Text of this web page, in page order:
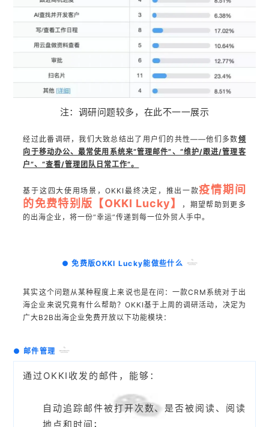
注：调研问题较多，在此不一一展示
经过此番调研，我们大致总结出了用户们的共性——他们多数倾
向于移动办公、最常使用系统来“管理邮件”、“维护/跟进/管理客
户”、“查看/管理团队日常工作”。
基于这四大使用场景，OKKI最终决定，推出一款疫情期间
的免费特别版【OKKI Lucky】
，期望帮助到更多
的出海企业，将一份“幸运”传递到每一位外贸人手中。
● 免费版OKKI Lucky能做些什么
其实这个问题从某种程度上来说也是在问：一款CRM系统对于出
海企业来说究竟有什么帮助？ OKKI基于上周的调研活动，决定为
广大B2B出海企业免费开放以下功能模块：
● 邮件管理
通过OKKI收发的邮件，能够：
自动追踪邮件被打开次数、是否被阅读、阅读
地点和时间；